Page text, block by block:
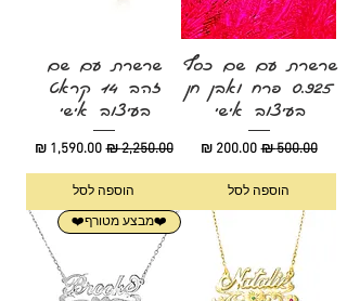
שרשרת עם שם כסף
0.925 פרח ואבן חן
בעיצוב אישי
מחיר רגיל‏500.00 ‏₪ מחיר מבצע‏200.00 ‏₪
הוספה לסל
שרשרת עם שם
זהב 14 קראט
בעיצוב אישי
מחיר רגיל‏2,250.00 ‏₪ מחיר מבצע‏1,590.00 ‏₪
הוספה לסל
❤️מבצע מטורף❤️